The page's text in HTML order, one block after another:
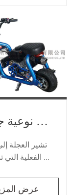
كيف تشتري عجلات ذات ثلاث عجلات ذات نوعية جيدة؟
تشير العجلة
الفعلية التي تدور أثناء ...
عرض